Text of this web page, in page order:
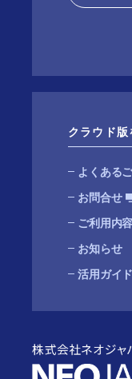
クラウド
よくある
お問合せ
ご利用内
お知らせ
活用ガイ